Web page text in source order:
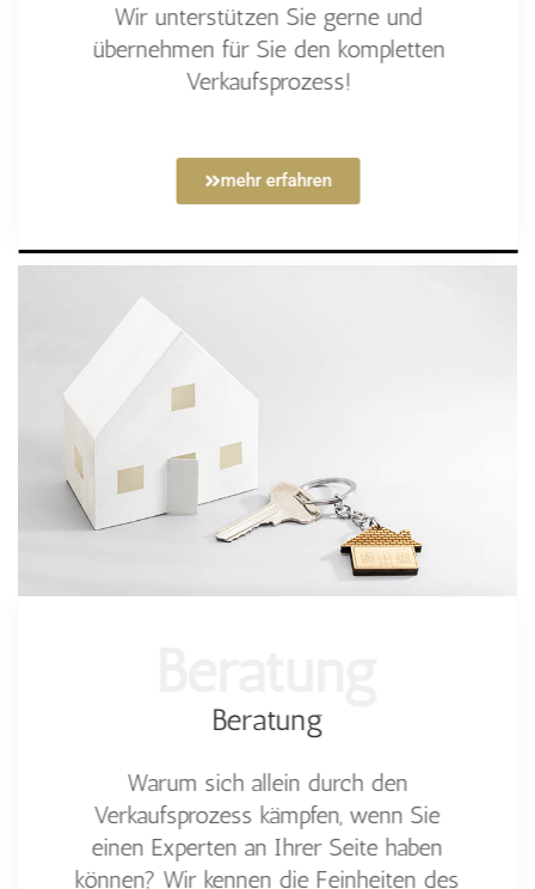
Wir unterstützen Sie gerne und
übernehmen für Sie den kompletten
Verkaufsprozess!
mehr erfahren
Beratung
Warum sich allein durch den
Verkaufsprozess kämpfen, wenn Sie
einen Experten an Ihrer Seite haben
können? Wir kennen die Feinheiten des